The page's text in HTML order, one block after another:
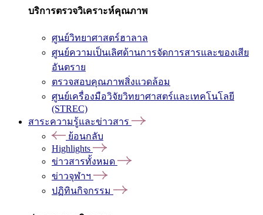
บริการตรวจวิเคราะห์คุณภาพ
ศูนย์วิทยาศาสตร์ฮาลาล
ศูนย์ความเป็นเลิศด้านการจัดการสารและของเสีย
อันตราย
ตรวจสอบคุณภาพสิ่งแวดล้อม
ศูนย์เครื่องมือวิจัยวิทยาศาสตร์และเทคโนโลยี
(STREC)
สาระความรู้และข่าวสาร
ย้อนกลับ
Highlights
ข่าวสารทั้งหมด
ข่าวจุฬาฯ
ปฏิทินกิจกรรม